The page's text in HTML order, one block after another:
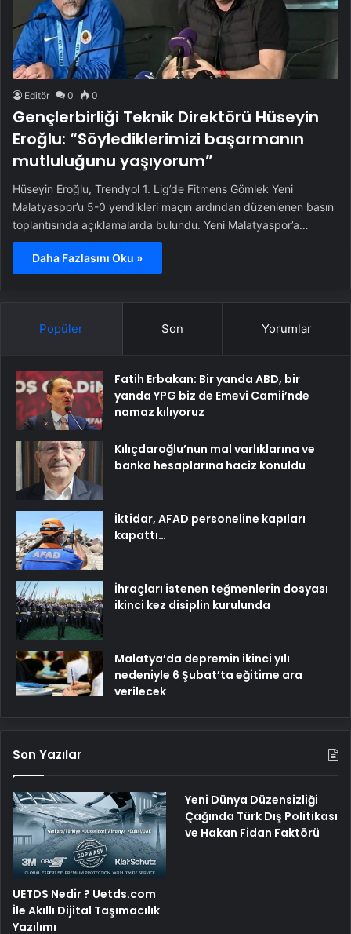
Editör 0 0
Gençlerbirliği Teknik Direktörü Hüseyin
Eroğlu: “Söylediklerimizi başarmanın
mutluluğunu yaşıyorum”
Hüseyin Eroğlu, Trendyol 1. Lig’de Fitmens Gömlek Yeni
Malatyaspor’u 5-0 yendikleri maçın ardından düzenlenen basın
toplantısında açıklamalarda bulundu. Yeni Malatyaspor’a…
Daha Fazlasını Oku »
Popüler Son Yorumlar
Fatih Erbakan: Bir yanda ABD, bir
yanda YPG biz de Emevi Camii’nde
namaz kılıyoruz
Kılıçdaroğlu’nun mal varlıklarına ve
banka hesaplarına haciz konuldu
İktidar, AFAD personeline kapıları
kapattı…
İhraçları istenen teğmenlerin dosyası
ikinci kez disiplin kurulunda
Malatya’da depremin ikinci yılı
nedeniyle 6 Şubat’ta eğitime ara
verilecek
Son Yazılar
UETDS Nedir ? Uetds.com
İle Akıllı Dijital Taşımacılık
Yazılımı
Yeni Dünya Düzensizliği
Çağında Türk Dış Politikası
ve Hakan Fidan Faktörü